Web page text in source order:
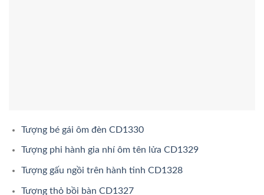
Tượng bé gái ôm đèn CD1330
Tượng phi hành gia nhí ôm tên lửa CD1329
Tượng gấu ngồi trên hành tinh CD1328
Tượng thỏ bồi bàn CD1327